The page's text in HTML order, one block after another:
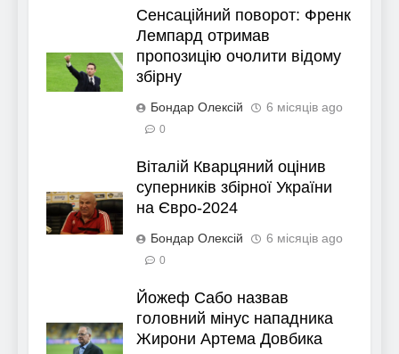
Сенсаційний поворот: Френк
Лемпард отримав
пропозицію очолити відому
збірну
Бондар Олексій 6 місяців ago
0
Віталій Кварцяний оцінив
суперників збірної України
на Євро-2024
Бондар Олексій 6 місяців ago
0
Йожеф Сабо назвав
головний мінус нападника
Жирони Артема Довбика